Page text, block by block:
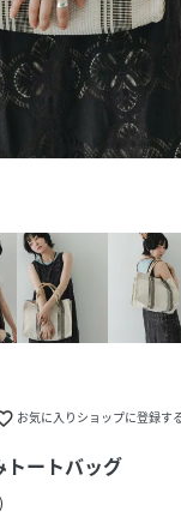
お気に入りショップに登録す
トートバッグ
)